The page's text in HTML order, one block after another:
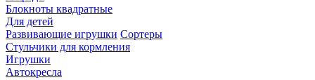
Блокноты квадратные
Для детей
Развивающие игрушки Сортеры
Стульчики для кормления
Игрушки
Автокресла